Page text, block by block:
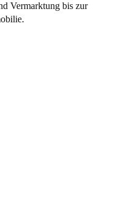
Vermarktung bis zur